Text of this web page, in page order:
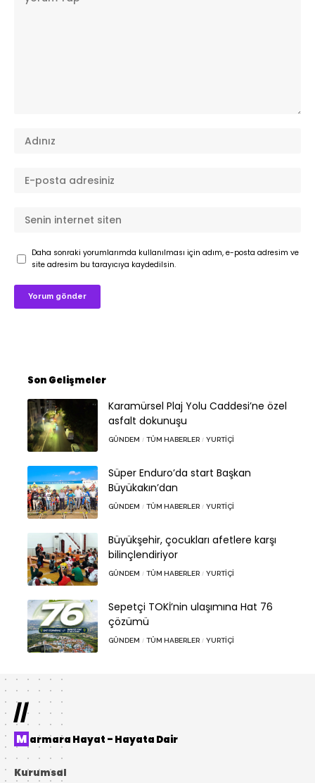
Daha sonraki yorumlarımda kullanılması için adım, e-posta adresim ve
site adresim bu tarayıcıya kaydedilsin.
Son Gelişmeler
Karamürsel Plaj Yolu Caddesi’ne özel
asfalt dokunuşu
GÜNDEM TÜM HABERLER YURTIÇI
Süper Enduro’da start Başkan
Büyükakın’dan
GÜNDEM TÜM HABERLER YURTIÇI
Büyükşehir, çocukları afetlere karşı
bilinçlendiriyor
GÜNDEM TÜM HABERLER YURTIÇI
Sepetçi TOKİ’nin ulaşımına Hat 76
çözümü
GÜNDEM TÜM HABERLER YURTIÇI
//
Marmara Hayat – Hayata Dair
Kurumsal